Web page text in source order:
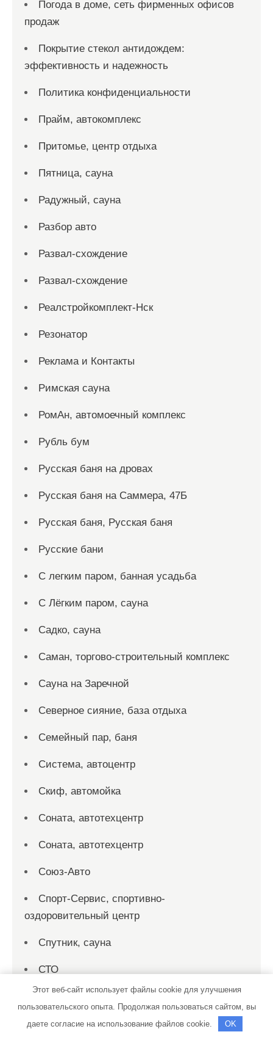
Погода в доме, сеть фирменных офисов
продаж
Покрытие стекол антидождем:
эффективность и надежность
Политика конфиденциальности
Прайм, автокомплекс
Притомье, центр отдыха
Пятница, сауна
Радужный, сауна
Разбор авто
Развал-схождение
Развал-схождение
Реалстройкомплект-Нск
Резонатор
Реклама и Контакты
Римская сауна
РомАн, автомоечный комплекс
Рубль бум
Русская баня на дровах
Русская баня на Саммера, 47Б
Русская баня, Русская баня
Русские бани
С легким паром, банная усадьба
С Лёгким паром, сауна
Садко, сауна
Саман, торгово-строительный комплекс
Сауна на Заречной
Северное сияние, база отдыха
Семейный пар, баня
Система, автоцентр
Скиф, автомойка
Соната, автотехцентр
Соната, автотехцентр
Союз-Авто
Спорт-Сервис, спортивно-
оздоровительный центр
Спутник, сауна
СТО
СТО
СТО 19
Этот веб-сайт использует файлы cookie для улучшения
пользовательского опыта. Продолжая пользоваться сайтом, вы
даете согласие на использование файлов cookie.
OK